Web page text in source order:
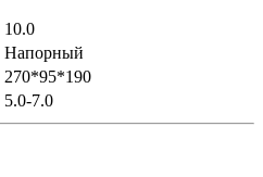
10.0
Напорный
270*95*190
5.0-7.0